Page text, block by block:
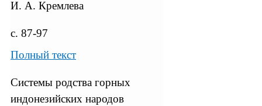
И. А. Кремлева
с. 87-97
Полный текст
Системы родства горных
индонезийских народов